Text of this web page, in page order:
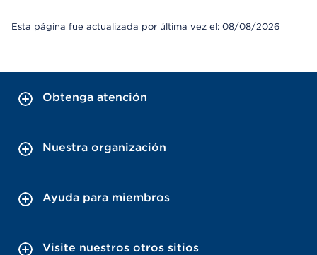
Esta página fue actualizada por última vez el: 08/08/2026
Obtenga atención
Nuestra organización
Ayuda para miembros
Visite nuestros otros sitios